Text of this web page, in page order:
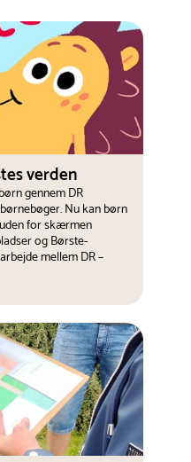
verden
gennem DR
Nu kan børn
for skærmen
og Børste-
mellem DR –